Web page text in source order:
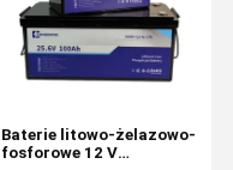
Baterie litowo-żelazowo-
fosforowe 12 V